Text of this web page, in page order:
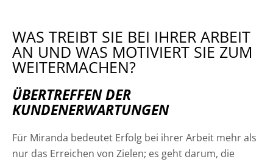
WAS TREIBT SIE BEI IHRER ARBEIT
AN UND WAS MOTIVIERT SIE ZUM
WEITERMACHEN?
ÜBERTREFFEN DER
KUNDENERWARTUNGEN
Für Miranda bedeutet Erfolg bei ihrer Arbeit mehr als
nur das Erreichen von Zielen; es geht darum, die